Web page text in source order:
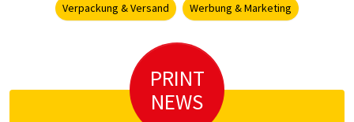
Verpackung & Versand Werbung & Marketing
PRINT
NEWS